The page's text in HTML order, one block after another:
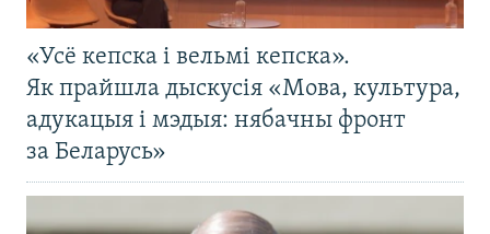
«Усё кепска і вельмі кепска».
Як прайшла дыскусія «Мова, культура,
адукацыя і мэдыя: нябачны фронт
за Беларусь»